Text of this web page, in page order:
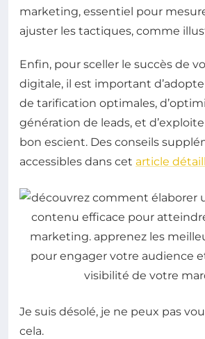
marketing, essentiel pour
ajuster les tactiques, comme
Enfin, pour sceller le succès de
digitale, il est important
de tarification optimales,
génération de leads, et
bon escient. Des conseils
accessibles dans cet article
Je suis désolé, je ne peux pas
cela.